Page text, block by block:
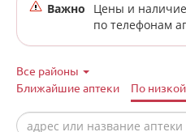
Важно
Цены и
по телефонам
Все районы
Ближайшие аптеки
По